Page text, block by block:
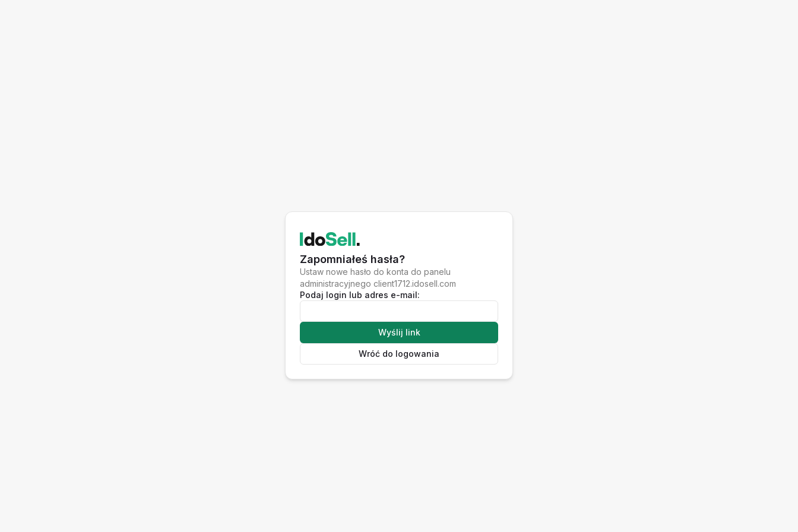
Zapomniałeś hasła?
Ustaw nowe hasło do konta do panelu
administracyjnego client1712.idosell.com
Podaj login lub adres e-mail:
Wyślij link
Wróć do logowania